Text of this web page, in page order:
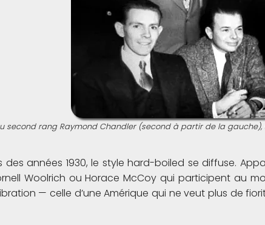
second rang Raymond Chandler (second à partir de la
des années 1930, le style hard-boiled se diffuse.
Woolrich ou Horace McCoy qui participent au
— celle d’une Amérique qui ne veut plus de